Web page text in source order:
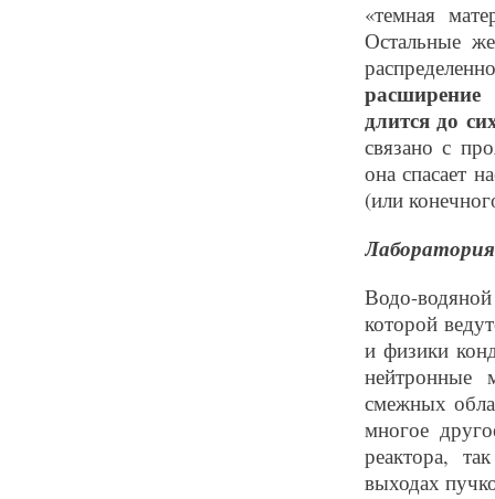
«темная
Остальные
длится до
связано с
она спасает
(или
Водо-
которой
и физики
нейтронные
смежных
многое
реактора,
выходах